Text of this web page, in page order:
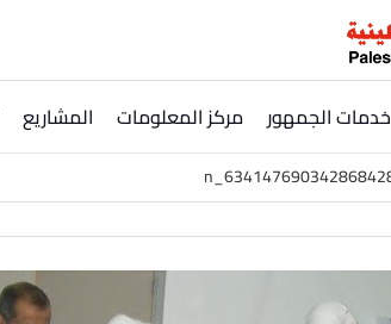
خدمات الجمهور مركز المعلومات المشاريع